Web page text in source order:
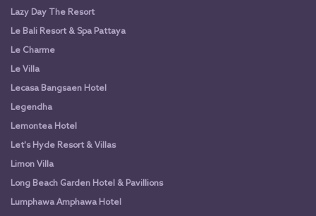
Lazy Day The Resort
Le Bali Resort & Spa Pattaya
Le Charme
Le Villa
Lecasa Bangsaen Hotel
Legendha
Lemontea Hotel
Let's Hyde Resort & Villas
Limon Villa
Long Beach Garden Hotel & Pavillions
Lumphawa Amphawa Hotel